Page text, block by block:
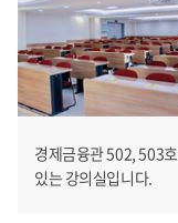
경제금융관 502, 503
있는 강의실입니다.